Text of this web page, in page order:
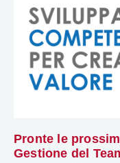
Pronte le
Gestione del